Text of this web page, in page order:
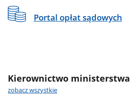
Portal opłat sądowych
Kierownictwo ministerstwa
zobacz wszystkie